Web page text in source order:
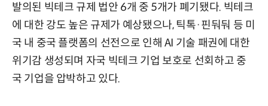
발의된 빅테크 규제 법안 6개 중 5개가 폐기됐다. 빅테크
에 대한 강도 높은 규제가 예상됐으나, 틱톡·핀둬둬 등 미
국 내 중국 플랫폼의 선전으로 인해 AI 기술 패권에 대한
위기감 생성되며 자국 빅테크 기업 보호로 선회하고 중
국 기업을 압박하고 있다.